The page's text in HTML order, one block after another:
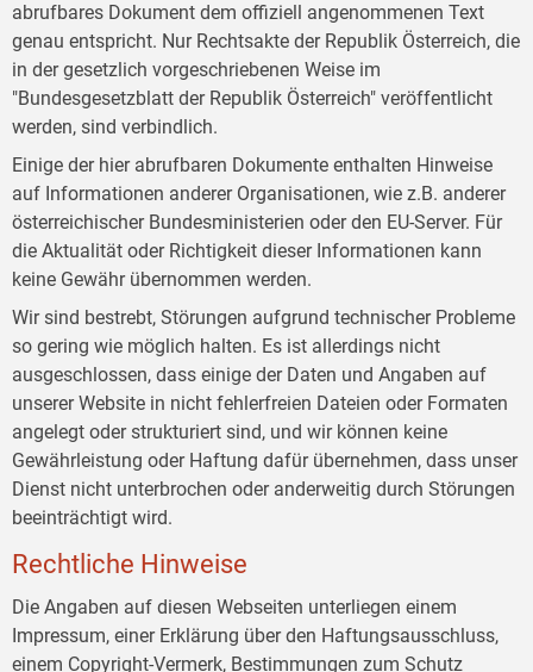
abrufbares Dokument dem offiziell angenommenen Text
genau entspricht. Nur Rechtsakte der Republik Österreich, die
in der gesetzlich vorgeschriebenen Weise im
"Bundesgesetzblatt der Republik Österreich" veröffentlicht
werden, sind verbindlich.
Einige der hier abrufbaren Dokumente enthalten Hinweise
auf Informationen anderer Organisationen, wie z.B. anderer
österreichischer Bundesministerien oder den EU-Server. Für
die Aktualität oder Richtigkeit dieser Informationen kann
keine Gewähr übernommen werden.
Wir sind bestrebt, Störungen aufgrund technischer Probleme
so gering wie möglich halten. Es ist allerdings nicht
ausgeschlossen, dass einige der Daten und Angaben auf
unserer Website in nicht fehlerfreien Dateien oder Formaten
angelegt oder strukturiert sind, und wir können keine
Gewährleistung oder Haftung dafür übernehmen, dass unser
Dienst nicht unterbrochen oder anderweitig durch Störungen
beeinträchtigt wird.
Rechtliche Hinweise
Die Angaben auf diesen Webseiten unterliegen einem
Impressum, einer Erklärung über den Haftungsausschluss,
einem Copyright-Vermerk, Bestimmungen zum Schutz